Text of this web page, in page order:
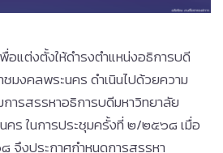
อแต่งตั้งให้ดำรงตำแหน่งอธิการบดี
มงคลพระนคร ดำเนินไปด้วยความ
ารสรรหาอธิการบดีมหาวิทยาลัย
คร ในการประชุมครั้งที่ ๒/๒๕๖๘ เมื่อ
จึงประกาศกำหนดการสรรหา